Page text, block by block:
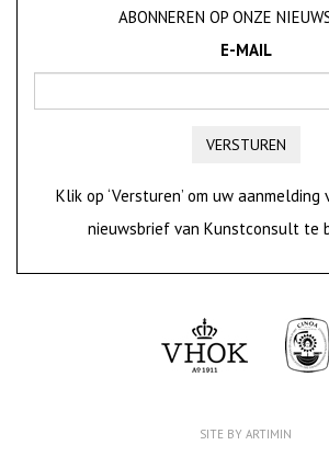
ABONNEREN OP ONZE
E-MAIL
VERSTUREN
Klik op ‘Versturen’ om uw
nieuwsbrief van Kunstconsult te
SITE BY ARTIMIN